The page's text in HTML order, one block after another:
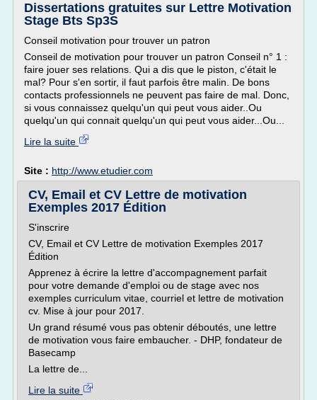
Dissertations gratuites sur Lettre Motivation
Stage Bts Sp3S
Conseil motivation pour trouver un patron
Conseil de motivation pour trouver un patron Conseil n° 1 :
faire jouer ses relations. Qui a dis que le piston, c'était le
mal? Pour s'en sortir, il faut parfois être malin. De bons
contacts professionnels ne peuvent pas faire de mal. Donc,
si vous connaissez quelqu'un qui peut vous aider..Ou
quelqu'un qui connait quelqu'un qui peut vous aider...Ou...
Lire la suite
Site : http://www.etudier.com
CV, Email et CV Lettre de motivation
Exemples 2017 Édition
S'inscrire
CV, Email et CV Lettre de motivation Exemples 2017
Édition
Apprenez à écrire la lettre d'accompagnement parfait
pour votre demande d'emploi ou de stage avec nos
exemples curriculum vitae, courriel et lettre de motivation
cv. Mise à jour pour 2017.
Un grand résumé vous pas obtenir déboutés, une lettre
de motivation vous faire embaucher. - DHP, fondateur de
Basecamp
La lettre de...
Lire la suite